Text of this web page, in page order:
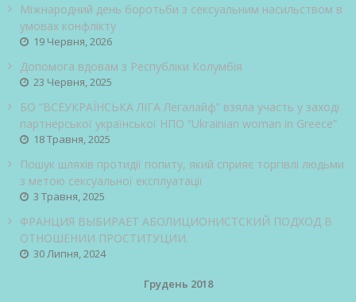
Міжнародний день боротьби з сексуальним насильством в
умовах конфлікту
19 Червня, 2026
Допомога вдовам з Республіки Колумбія
23 Червня, 2025
БО “ВСЕУКРАЇНСЬКА ЛІГА Легалайф” взяла участь у заході
партнерської української НПО “Ukrainian woman in Greece”
18 Травня, 2025
Пошук шляхів протидії попиту, який сприяє торгівлі людьми
з метою сексуальної експлуатації
3 Травня, 2025
ФРАНЦИЯ ВЫБИРАЕТ АБОЛИЦИОНИСТСКИЙ ПОДХОД В
ОТНОШЕНИИ ПРОСТИТУЦИИ.
30 Липня, 2024
Грудень 2018